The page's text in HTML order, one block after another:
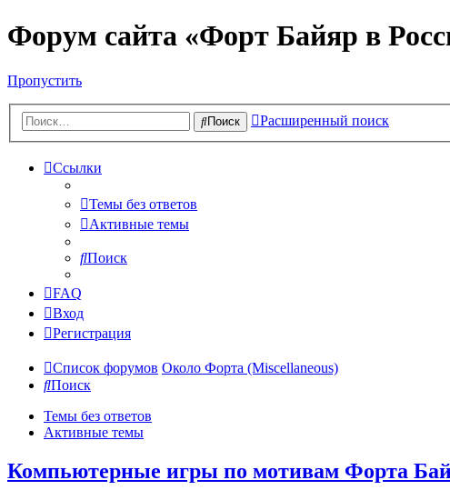
Форум сайта «Форт Байяр в
Пропустить
Поиск Расширенный поиск
Ссылки
Темы без ответов
Активные темы
Поиск
FAQ
Вход
Регистрация
Список форумов Около Форта (Miscellaneous)
Поиск
Темы без ответов
Активные темы
Компьютерные игры по мотивам Форта